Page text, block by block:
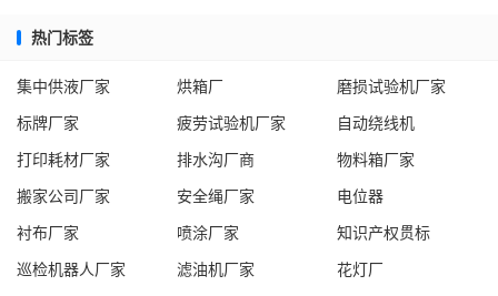
热门标签
集中供液厂家 烘箱厂
磨损试验机厂家
标牌厂家
疲劳试验机厂家
自动绕线机
打印耗材厂家
排水沟厂商
物料箱厂家
搬家公司厂家
安全绳厂家
电位器
衬布厂家
喷涂厂家
知识产权贯标
巡检机器人厂家
滤油机厂家 花灯厂